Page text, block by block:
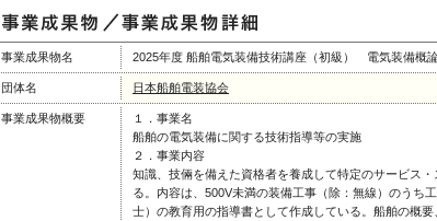
事業成果物名 2025年度 船舶電気装備技術講座（初級） 電気装備概
団体名 日本船舶電装協会
事業成果物概要
１．事業名
船舶の電気装備に関する技術指導等の実施
２．事業内容
知識、技倆を備えた資格者を養成して特定のサービス
る。内容は、500V未満の装備工事（除：無線）のうち
士）の教育用の指導書として作成している。船舶の概